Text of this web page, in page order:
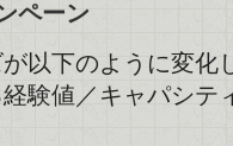
ペーン
以下のように変化
験値／キャパシテ